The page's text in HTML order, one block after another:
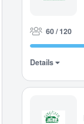
60 / 120
Details